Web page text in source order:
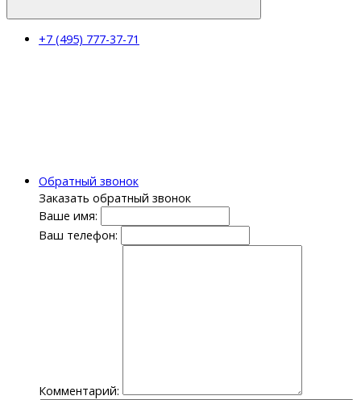
+7 (495) 777-37-71
Обратный звонок
Заказать обратный звонок
Ваше имя:
Ваш телефон:
Комментарий: